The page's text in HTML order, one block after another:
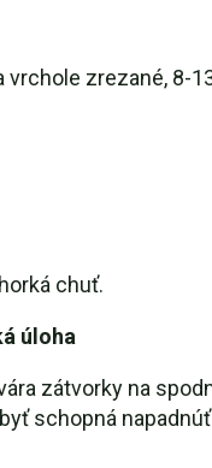
zrezané, 8-
chuť.
úloha
zátvorky na
schopná